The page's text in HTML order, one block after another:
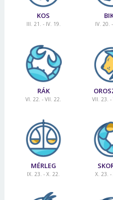
KOS
III. 21. - IV. 19. IV. 20.
RÁK
VI. 22. - VII. 22. VII. 23. -
MÉRLEG
IX. 23. - X. 22. X. 23. -